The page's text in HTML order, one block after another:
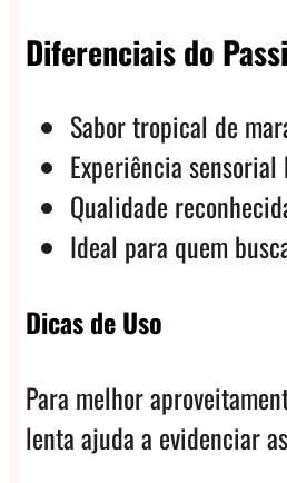
Diferenciais do
Sabor tropical de
Experiência
Qualidade
Ideal para quem
Dicas de Uso
Para melhor
lenta ajuda a evidenciar